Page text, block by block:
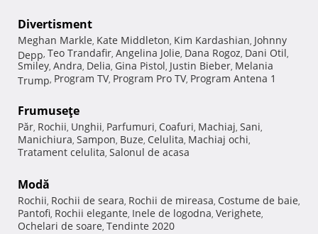
Divertisment
Meghan Markle, Kate Middleton, Kim Kardashian, Johnny
Depp, Teo Trandafir, Angelina Jolie, Dana Rogoz, Dani Otil,
Smiley, Andra, Delia, Gina Pistol, Justin Bieber, Melania
Trump, Program TV, Program Pro TV, Program Antena 1
Frumuseţe
Păr, Rochii, Unghii, Parfumuri, Coafuri, Machiaj, Sani,
Manichiura, Sampon, Buze, Celulita, Machiaj ochi,
Tratament celulita, Salonul de acasa
Modă
Rochii, Rochii de seara, Rochii de mireasa, Costume de baie,
Pantofi, Rochii elegante, Inele de logodna, Verighete,
Ochelari de soare, Tendinte 2020